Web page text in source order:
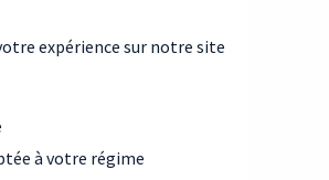
visite à la Réunion , ce dernier a
trouver de nouveaux financements
sociales et économiques que peut
des solutions
en s’appuyant sur les
le terrain.
expérience sur notre site
à votre régime